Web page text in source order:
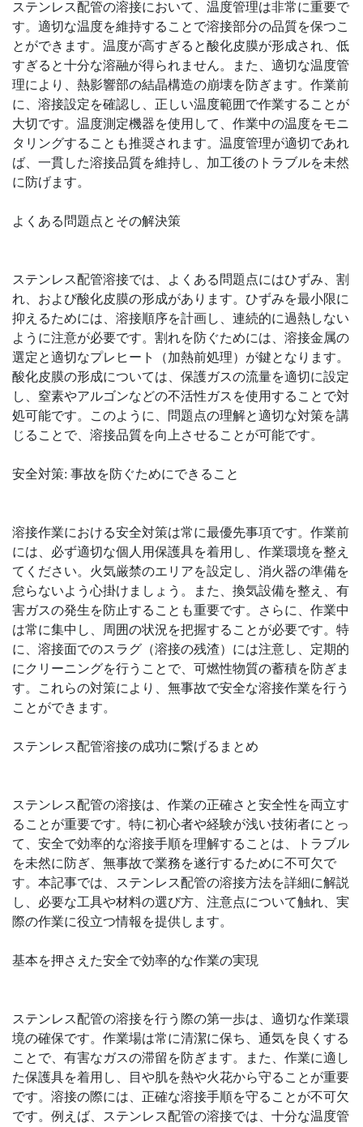
ステンレス配管の溶接において、温度管理は非常に重要で
す。適切な温度を維持することで溶接部分の品質を保つこ
とができます。温度が高すぎると酸化皮膜が形成され、低
すぎると十分な溶融が得られません。また、適切な温度管
理により、熱影響部の結晶構造の崩壊を防ぎます。作業前
に、溶接設定を確認し、正しい温度範囲で作業することが
大切です。温度測定機器を使用して、作業中の温度をモニ
タリングすることも推奨されます。温度管理が適切であれ
ば、一貫した溶接品質を維持し、加工後のトラブルを未然
に防げます。
よくある問題点とその解決策
ステンレス配管溶接では、よくある問題点にはひずみ、割
れ、および酸化皮膜の形成があります。ひずみを最小限に
抑えるためには、溶接順序を計画し、連続的に過熱しない
ように注意が必要です。割れを防ぐためには、溶接金属の
選定と適切なプレヒート（加熱前処理）が鍵となります。
酸化皮膜の形成については、保護ガスの流量を適切に設定
し、窒素やアルゴンなどの不活性ガスを使用することで対
処可能です。このように、問題点の理解と適切な対策を講
じることで、溶接品質を向上させることが可能です。
安全対策: 事故を防ぐためにできること
溶接作業における安全対策は常に最優先事項です。作業前
には、必ず適切な個人用保護具を着用し、作業環境を整え
てください。火気厳禁のエリアを設定し、消火器の準備を
怠らないよう心掛けましょう。また、換気設備を整え、有
害ガスの発生を防止することも重要です。さらに、作業中
は常に集中し、周囲の状況を把握することが必要です。特
に、溶接面でのスラグ（溶接の残渣）には注意し、定期的
にクリーニングを行うことで、可燃性物質の蓄積を防ぎま
す。これらの対策により、無事故で安全な溶接作業を行う
ことができます。
ステンレス配管溶接の成功に繋げるまとめ
ステンレス配管の溶接は、作業の正確さと安全性を両立す
ることが重要です。特に初心者や経験が浅い技術者にとっ
て、安全で効率的な溶接手順を理解することは、トラブル
を未然に防ぎ、無事故で業務を遂行するために不可欠で
す。本記事では、ステンレス配管の溶接方法を詳細に解説
し、必要な工具や材料の選び方、注意点について触れ、実
際の作業に役立つ情報を提供します。
基本を押さえた安全で効率的な作業の実現
ステンレス配管の溶接を行う際の第一歩は、適切な作業環
境の確保です。作業場は常に清潔に保ち、通気を良くする
ことで、有害なガスの滞留を防ぎます。また、作業に適し
た保護具を着用し、目や肌を熱や火花から守ることが重要
です。溶接の際には、正確な溶接手順を守ることが不可欠
です。例えば、ステンレス配管の溶接では、十分な温度管